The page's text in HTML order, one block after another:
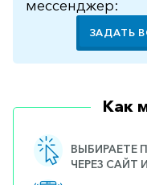
мессенджер:
ЗАДАТЬ
Как
ВЫБИРАЕТЕ
ЧЕРЕЗ САЙТ